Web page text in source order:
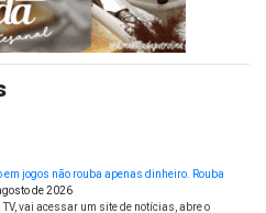
em jogos não rouba apenas dinheiro. Rouba
de 2026
vai acessar um site de notícias, abre o